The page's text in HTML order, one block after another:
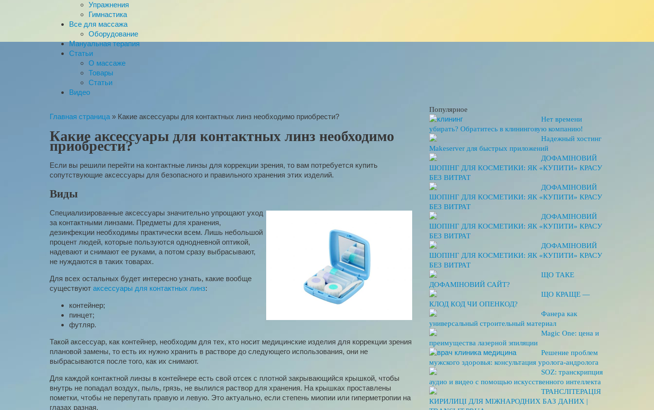
Упражнения
Гимнастика
Все для массажа
Оборудование
Мануальная терапия
Статьи
О массаже
Товары
Статьи
Видео
Главная страница » Какие аксессуары для контактных линз необходимо приобрести?
Какие аксессуары для контактных линз необходимо
приобрести?
Если вы решили перейти на контактные линзы для коррекции зрения, то вам потребуется купить
сопутствующие аксессуары для безопасного и правильного хранения этих изделий.
Виды
Специализированные аксессуары значительно упрощают уход
за контактными линзами. Предметы для хранения,
дезинфекции необходимы практически всем. Лишь небольшой
процент людей, которые пользуются однодневной оптикой,
надевают и снимают ее руками, а потом сразу выбрасывают,
не нуждаются в таких товарах.
Для всех остальных будет интересно узнать, какие вообще
существуют аксессуары для контактных линз:
контейнер;
пинцет;
футляр.
Такой аксессуар, как контейнер, необходим для тех, кто носит медицинские изделия для коррекции зрения
плановой замены, то есть их нужно хранить в растворе до следующего использования, они не
выбрасываются после того, как их снимают.
Для каждой контактной линзы в контейнере есть свой отсек с плотной закрывающийся крышкой, чтобы
внутрь не попадал воздух, пыль, грязь, не вылился раствор для хранения. На крышках проставлены
пометки, чтобы не перепутать правую и левую. Это актуально, если степень миопии или гиперметропии на
глазах разная.
Популярное
Нет времени
убирать? Обратитесь в клининговую компанию!
Надежный хостинг
Makeserver для быстрых приложений
ДОФАМІНОВИЙ
ШОПІНГ ДЛЯ КОСМЕТИКИ: ЯК «КУПИТИ» КРАСУ
БЕЗ ВИТРАТ
ДОФАМІНОВИЙ
ШОПІНГ ДЛЯ КОСМЕТИКИ: ЯК «КУПИТИ» КРАСУ
БЕЗ ВИТРАТ
ДОФАМІНОВИЙ
ШОПІНГ ДЛЯ КОСМЕТИКИ: ЯК «КУПИТИ» КРАСУ
БЕЗ ВИТРАТ
ДОФАМІНОВИЙ
ШОПІНГ ДЛЯ КОСМЕТИКИ: ЯК «КУПИТИ» КРАСУ
БЕЗ ВИТРАТ
ЩО ТАКЕ
ДОФАМІНОВИЙ САЙТ?
ЩО КРАЩЕ —
КЛОД КОД ЧИ ОПЕНКОД?
Фанера как
универсальный строительный материал
Magic One: цена и
преимущества лазерной эпиляции
Решение проблем
мужского здоровья: консультация уролога-андролога
SOZ: транскрипция
аудио и видео с помощью искусственного интеллекта
ТРАНСЛІТЕРАЦІЯ
КИРИЛИЦІ ДЛЯ МІЖНАРОДНИХ БАЗ ДАНИХ |